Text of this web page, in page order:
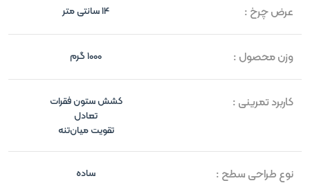
عرض چرخ : 14 سانتی متر
وزن محصول : 1000 گرم
کاربرد تمرینی :
کشش ستون فقرات
تعادل
تقویت میان‌تنه
نوع طراحی سطح : ساده